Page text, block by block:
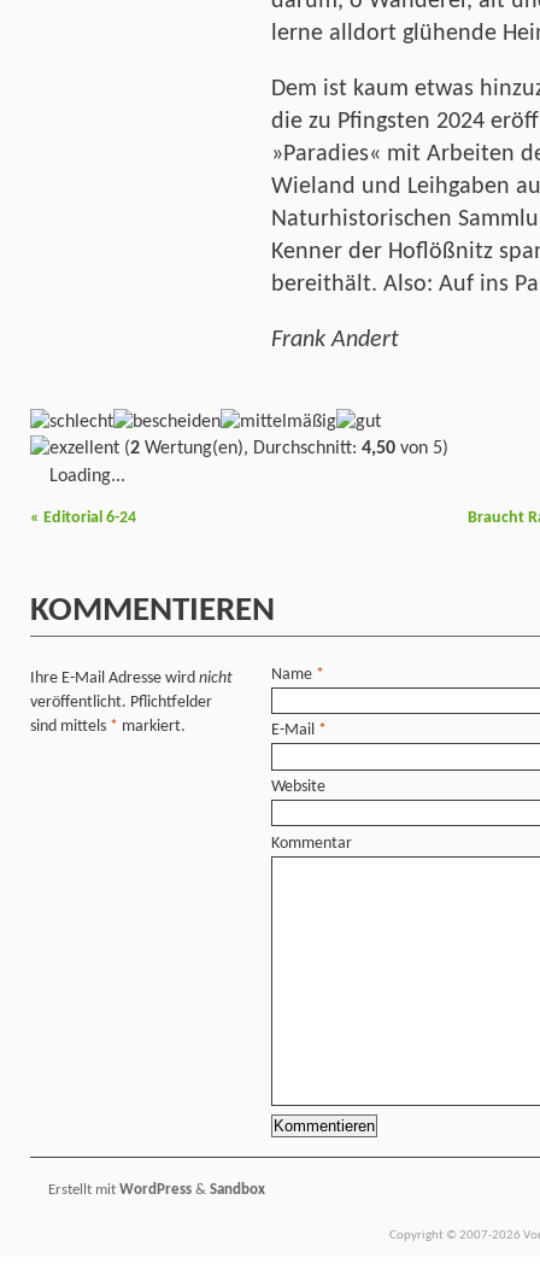
lerne alldort glühende
Dem ist kaum etwas
die zu Pfingsten 2024
»Paradies« mit Arbeiten
Wieland und Leihgaben
Naturhistorischen
Kenner der Hoflößnitz
bereithält. Also: Auf ins
Frank Andert
(2 Wertung(en), Durchschnitt: 4,50 von 5)
Loading...
« Editorial 6-24 Braucht
KOMMENTIEREN
Ihre E-Mail Adresse wird nicht
veröffentlicht. Pflichtfelder
sind mittels * markiert.
Name *
E-Mail *
Website
Kommentar
Erstellt mit WordPress & Sandbox
Copyright © 2007-2026